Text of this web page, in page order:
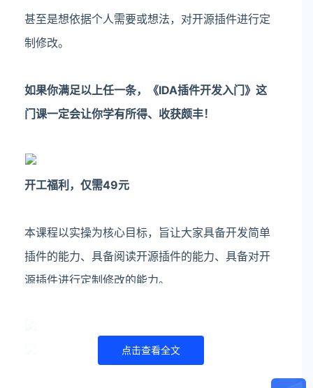
甚至是想依据个人需要或想法，对开源插件进行定
制修改。
如果你满足以上任一条，《IDA插件开发入门》这
门课一定会让你学有所得、收获颇丰！
开工福利，仅需49元
本课程以实操为核心目标，旨让大家具备开发简单
插件的能力、具备阅读开源插件的能力、具备对开
源插件进行定制修改的能力。
点击查看全文